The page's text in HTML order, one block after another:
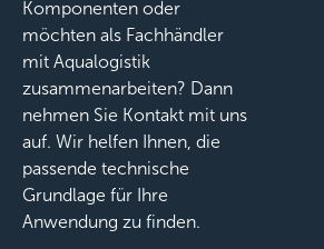
Komponenten oder
möchten als Fachhändler
mit Aqualogistik
zusammenarbeiten? Dann
nehmen Sie Kontakt mit uns
auf. Wir helfen Ihnen, die
passende technische
Grundlage für Ihre
Anwendung zu finden.